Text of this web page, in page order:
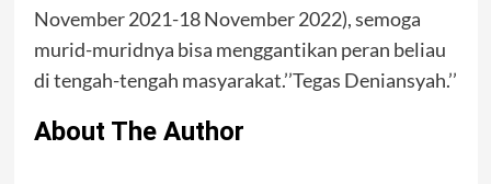
November 2021-18 November 2022), semoga
murid-muridnya bisa menggantikan peran beliau
di tengah-tengah masyarakat.’’Tegas Deniansyah.’’
About The Author